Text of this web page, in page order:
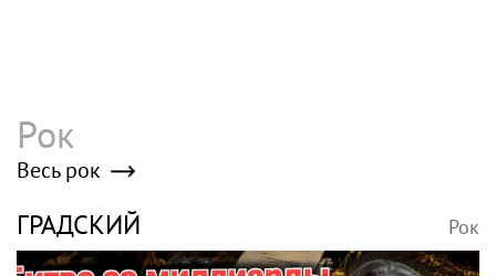
Рок
Весь рок
ГРАДСКИЙ Рок